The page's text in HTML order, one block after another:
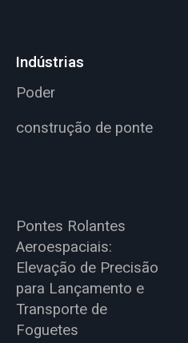
Indústrias
Poder
construção de ponte
Pontes Rolantes
Aeroespaciais:
Elevação de Precisão
para Lançamento e
Transporte de
Foguetes